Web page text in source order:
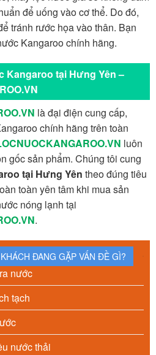
để uống vào cơ thể. Do đó,
tránh rước họa vào thân. Bạn
Kangaroo chính hãng.
Kangaroo tại Hưng Yên –
là đại điện cung cấp,
chính hãng trên toàn
luôn
gốc sản phẩm. Chúng tôi cung
tại Hưng Yên theo đúng tiêu
toàn yên tâm khi mua sản
nóng lạnh tại
.
ĐANG GẶP VẤN ĐỀ GÌ?
nước
tạch
nước thải